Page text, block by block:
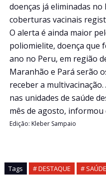
doenças já eliminadas no
coberturas vacinais
O alerta é ainda maior
poliomielite, doença que
ano no Peru, em região
Maranhão e Pará serão
receber a
nas unidades de saúde
mês de agosto, informou
Edição: Kleber Sampaio
Tags # DESTAQUE # SAÚDE